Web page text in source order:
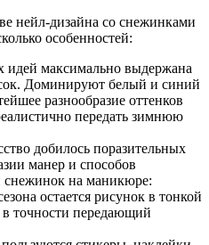
нейл-дизайна со снежинками
особенностей:
идей максимально выдержана
Доминируют белый и синий
разнообразие оттенков
передать зимнюю
добилось поразительных
манер и способов
снежинок на маникюре:
остается рисунок в тонкой
точности передающий